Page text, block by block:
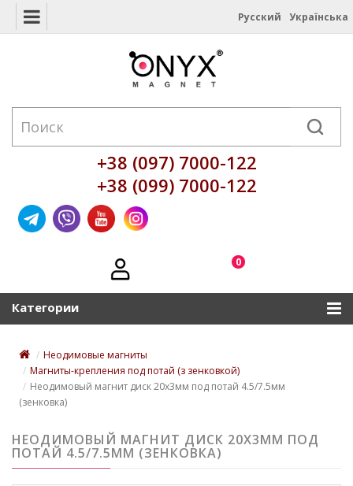
Русский Українська
+38 (097) 7000-122
+38 (099) 7000-122
0
Категории
Неодимовые магниты
Магниты-крепления под потай (з зенковкой)
Неодимовый магнит диск 20x3мм под потай 4.5/7.5мм
(зенковка)
НЕОДИМОВЫЙ МАГНИТ ДИСК 20X3ММ ПОД
ПОТАЙ 4.5/7.5ММ (ЗЕНКОВКА)